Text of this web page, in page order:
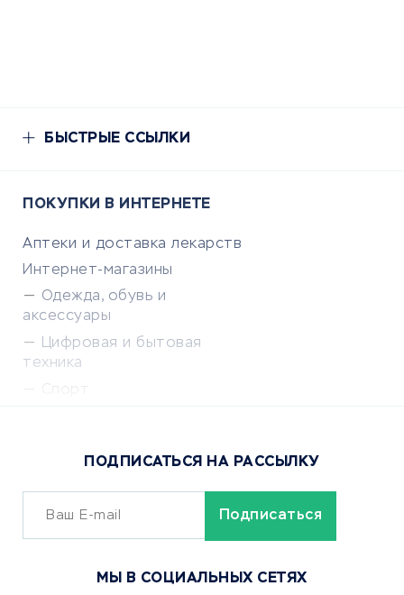
БЫСТРЫЕ ССЫЛКИ
ПОКУПКИ В ИНТЕРНЕТЕ
Аптеки и доставка лекарств
Интернет-магазины
Одежда, обувь и
аксессуары
Цифровая и бытовая
техника
Сервисы доставки
ОБУЧЕНИЕ И РАБОТА
ПОДПИСАТЬСЯ НА РАССЫЛКУ
МЫ В СОЦИАЛЬНЫХ СЕТЯХ